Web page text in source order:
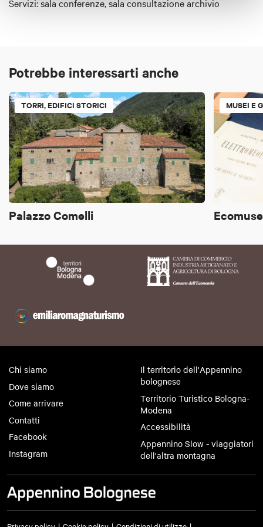
Servizi: sala conferenze, sala consultazione archivio
Potrebbe interessarti anche
TORRI, EDIFICI STORICI
Palazzo Comelli
MUSEI E
Chi siamo
Dove siamo
Come arrivare
Contatti
Facebook
Instagram
Il territorio dell'Appennino
bolognese
Territorio Turistico Bologna-
Modena
Accessibilità
Appennino Slow - viaggiatori
dell'altra montagna